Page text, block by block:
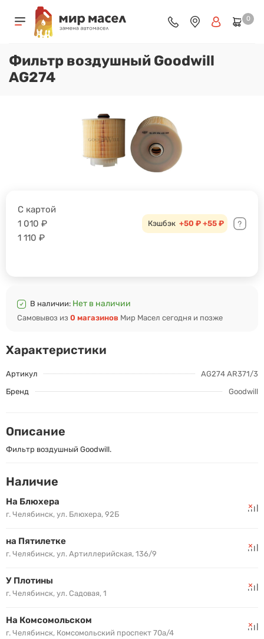
0
Фильтр воздушный Goodwill
AG274
Характеристики
Артикул
AG274 AR371/3
Бренд
Goodwill
Описание
Фильтр воздушный Goodwill.
С картой
1 010 ₽
1 110 ₽
Кэшбэк +50 ₽ +55 ₽
В наличии: Нет в наличии
Самовывоз из 0 магазинов Мир Масел сегодня и позже
Наличие
На Блюхера
г. Челябинск, ул. Блюхера, 92Б
на Пятилетке
г. Челябинск, ул. Артиллерийская, 136/9
У Плотины
г. Челябинск, ул. Садовая, 1
На Комсомольском
г. Челябинск, Комсомольский проспект 70а/4